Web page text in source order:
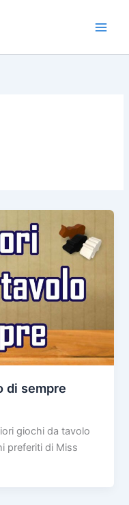
di sempre
giochi da tavolo
preferiti di Miss